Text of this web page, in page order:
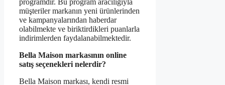
programdır. Bu program aracılığıyla
müşteriler markanın yeni ürünlerinden
ve kampanyalarından haberdar
olabilmekte ve biriktirdikleri puanlarla
indirimlerden faydalanabilmektedir.
Bella Maison markasının online
satış seçenekleri nelerdir?
Bella Maison markası, kendi resmi